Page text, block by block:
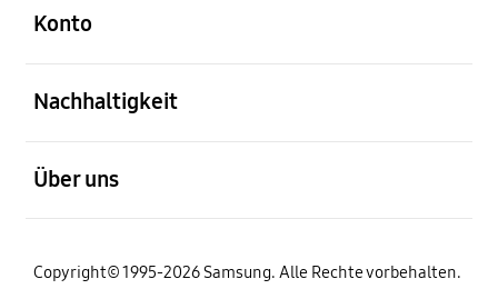
Konto
Nachhaltigkeit
Über uns
Copyright© 1995-2026 Samsung. Alle Rechte vorbehalten.